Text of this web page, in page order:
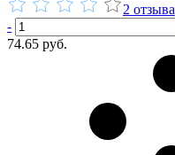
2 отзыва
-
74.65 руб.